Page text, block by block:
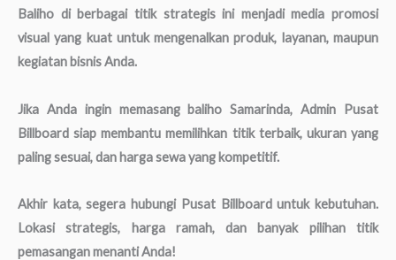
Baliho di berbagai titik strategis ini menjadi media promosi
visual yang kuat untuk mengenalkan produk, layanan, maupun
kegiatan bisnis Anda.
Jika Anda ingin memasang baliho Samarinda, Admin Pusat
Billboard siap membantu memilihkan titik terbaik, ukuran yang
paling sesuai, dan harga sewa yang kompetitif.
Akhir kata, segera hubungi Pusat Billboard untuk kebutuhan.
Lokasi strategis, harga ramah, dan banyak pilihan titik
pemasangan menanti Anda!